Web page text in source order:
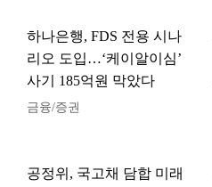
하나은행, FDS 전용 시나
리오 도입…‘케이알이심’
사기 185억원 막았다
금융/증권
공정위, 국고채 담합 미래